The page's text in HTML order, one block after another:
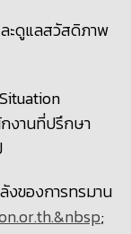
ะดูแลสวัสดิภาพ
Situation
งานที่ปรึกษา
ของการทรมาน
;